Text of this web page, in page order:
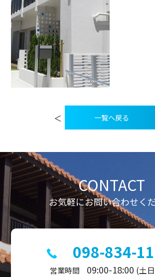
ー
シ
ョ
ン
＜ 一覧へ戻る
CONTACT
お気軽にお問い合わせく
098-834-
営業時間 09:00-18:00 (土